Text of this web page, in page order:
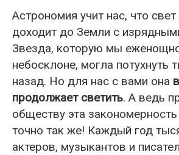
Астрономия учит нас, что
доходит до Земли с
Звезда, которую мы
небосклоне, могла потухнуть
назад. Но для нас с вами она
продолжает светить. А ведь
обществу эта
точно так же! Каждый год
актеров, музыкантов и